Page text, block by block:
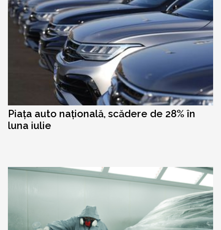
Piața auto națională, scădere de 28% în
luna iulie